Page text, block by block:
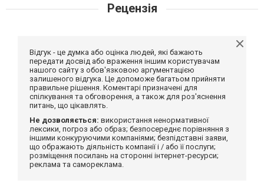
Рецензія
Відгук - це думка або оцінка людей, які бажають
передати досвід або враження іншим користувачам
нашого сайту з обов'язковою аргументацією
залишеного відгука. Це допоможе багатьом прийняти
правильне рішення. Коментарі призначені для
спілкування та обговорення, а також для роз'яснення
питань, що цікавлять.
Не дозволяється: використання ненормативної
лексики, погроз або образ; безпосереднє порівняння з
іншими конкуруючими компаніями; безпідставні заяви,
що ображають діяльність компанії і / або її послуги;
розміщення посилань на сторонні інтернет-ресурси;
реклама та самореклама.